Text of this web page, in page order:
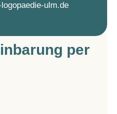
ulm.de
per